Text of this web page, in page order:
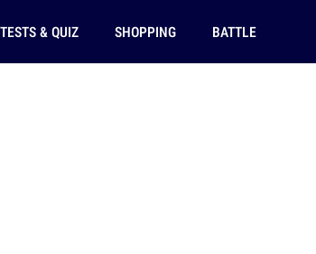
TESTS & QUIZ SHOPPING BATTLE